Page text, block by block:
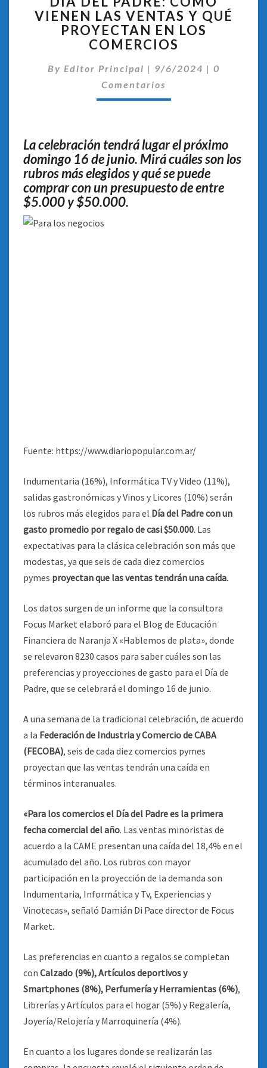
PADRE:
CÓMO
VIENEN
VENTAS
Y
COMERCIOS
VIENEN LAS VENTAS Y QUÉ
PROYECTAN EN LOS
COMERCIOS
By Editor Principal | 9/6/2024 | 0
Comentarios
La celebración tendrá lugar el próximo
domingo 16 de junio. Mirá cuáles son los
rubros más elegidos y qué se puede
comprar con un presupuesto de entre
$5.000 y $50.000.
Fuente: https://www.diariopopular.com.ar/
Indumentaria (16%), Informática TV y Video (11%),
salidas gastronómicas y Vinos y Licores (10%) serán
los rubros más elegidos para el Día del Padre con un
gasto promedio por regalo de casi $50.000. Las
expectativas para la clásica celebración son más que
modestas, ya que seis de cada diez comercios
pymes proyectan que las ventas tendrán una caída.
Los datos surgen de un informe que la consultora
Focus Market elaboró para el Blog de Educación
Financiera de Naranja X «Hablemos de plata», donde
se relevaron 8230 casos para saber cuáles son las
preferencias y proyecciones de gasto para el Día de
Padre, que se celebrará el domingo 16 de junio.
A una semana de la tradicional celebración, de acuerdo
a la Federación de Industria y Comercio de CABA
(FECOBA), seis de cada diez comercios pymes
proyectan que las ventas tendrán una caída en
términos interanuales.
«Para los comercios el Día del Padre es la primera
fecha comercial del año. Las ventas minoristas de
acuerdo a la CAME presentan una caída del 18,4% en el
acumulado del año. Los rubros con mayor
participación en la proyección de la demanda son
Indumentaria, Informática y Tv, Experiencias y
Vinotecas», señaló Damián Di Pace director de Focus
Market.
Las preferencias en cuanto a regalos se completan
con Calzado (9%), Artículos deportivos y
Smartphones (8%), Perfumería y Herramientas (6%),
Librerías y Artículos para el hogar (5%) y Regalería,
Joyería/Relojería y Marroquinería (4%).
En cuanto a los lugares donde se realizarán las